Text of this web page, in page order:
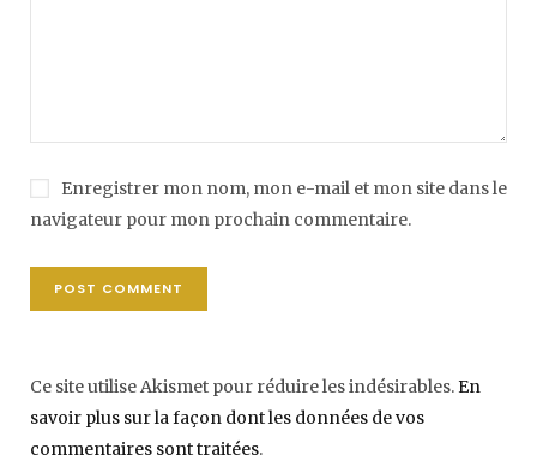
Enregistrer mon nom, mon e-mail et mon site dans le
navigateur pour mon prochain commentaire.
Ce site utilise Akismet pour réduire les indésirables.En
savoir plus sur la façon dont les données de vos
commentaires sont traitées.